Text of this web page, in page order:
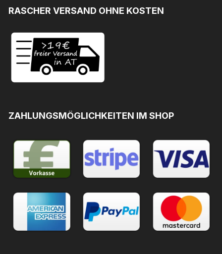
RASCHER VERSAND OHNE KOSTEN
ZAHLUNGSMÖGLICHKEITEN IM SHOP